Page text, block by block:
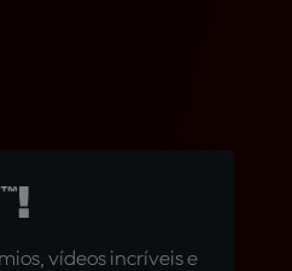
vídeos incríveis e